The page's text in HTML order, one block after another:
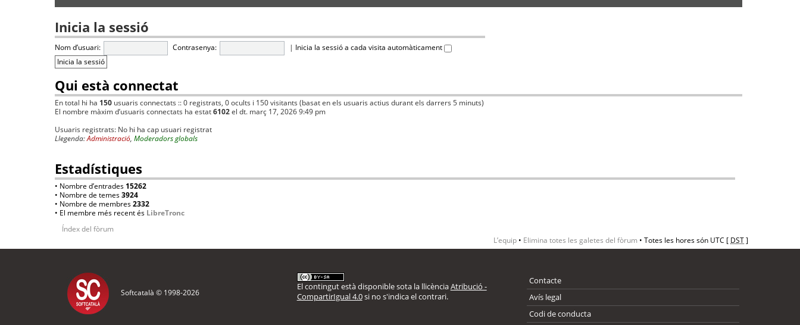
Inicia la sessió
Nom d’usuari: Contrasenya: | Inicia la sessió a cada visita automàticament
Qui està connectat
En total hi ha 150 usuaris connectats :: 0 registrats, 0 ocults i 150 visitants (basat en els usuaris actius durant els darrers 5 minuts)
El nombre màxim d’usuaris connectats ha estat6102el dt. març 17, 2026 9:49 pm
Usuaris registrats: No hi ha cap usuari registrat
Llegenda:Administració, Moderadors globals
Estadístiques
• Nombre d’entrades 15262
• Nombre de temes3924
• Nombre de membres2332
• El membre més recent és LibreTronc
Índex del fòrum
L’equip • Elimina totes les galetes del fòrum • Totes les hores són UTC [ DST]
Softcatalà © 1998-2026
El contingut està disponible sota la llicènciaAtribució -
CompartirIgual 4.0si no s'indica el contrari.
Contacte
Avís legal
Codi de conducta